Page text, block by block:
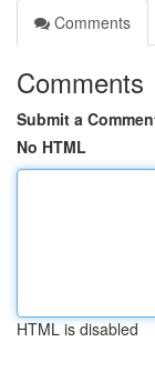
Comments
Comments
Submit a
No HTML
HTML is disabled